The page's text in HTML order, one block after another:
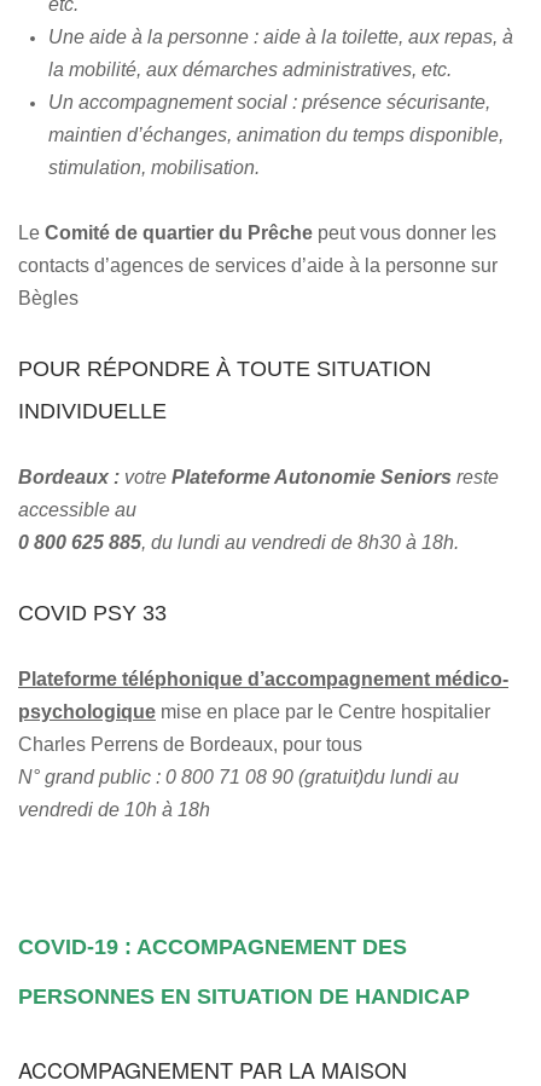
etc.
Une aide à la personne : aide à la toilette, aux repas, à
la mobilité, aux démarches administratives, etc.
Un accompagnement social : présence sécurisante,
maintien d’échanges, animation du temps disponible,
stimulation, mobilisation.
Le Comité de quartier du Prêche peut vous donner les
contacts d’agences de services d’aide à la personne sur
Bègles
POUR RÉPONDRE À TOUTE SITUATION
INDIVIDUELLE
Bordeaux : votre Plateforme Autonomie Seniors reste
accessible au
0 800 625 885, du lundi au vendredi de 8h30 à 18h.
COVID PSY 33
Plateforme téléphonique d’accompagnement médico-
psychologique mise en place par le Centre hospitalier
Charles Perrens de Bordeaux, pour tous
N° grand public : 0 800 71 08 90 (gratuit)du lundi au
vendredi de 10h à 18h
COVID-19 : ACCOMPAGNEMENT DES
PERSONNES EN SITUATION DE HANDICAP
ACCOMPAGNEMENT PAR LA MAISON